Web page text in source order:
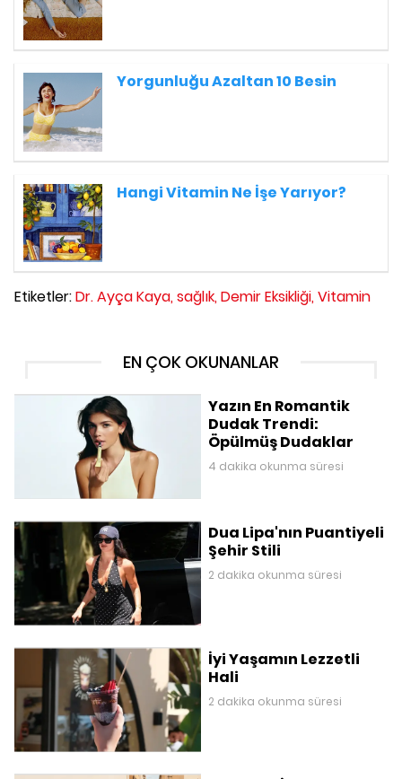
Yorgunluğu Azaltan 10 Besin
Hangi Vitamin Ne İşe Yarıyor?
Etiketler:Dr. Ayça Kaya,sağlık,Demir Eksikliği,Vitamin
EN ÇOK OKUNANLAR
Yazın En Romantik
Dudak Trendi:
Öpülmüş Dudaklar
4 dakika okunma süresi
Dua Lipa'nın Puantiyeli
Şehir Stili
2 dakika okunma süresi
İyi Yaşamın Lezzetli
Hali
2 dakika okunma süresi